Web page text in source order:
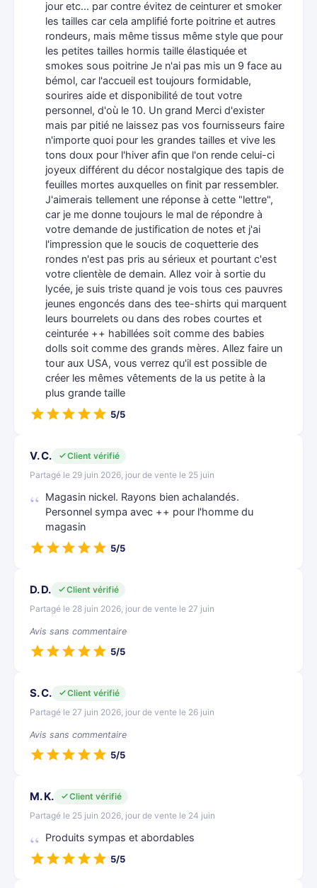
jour etc... par contre évitez de ceinturer et smoker
les tailles car cela amplifié forte poitrine et autres
rondeurs, mais même tissus même style que pour
les petites tailles hormis taille élastiquée et
smokes sous poitrine Je n'ai pas mis un 9 face au
bémol, car l'accueil est toujours formidable,
sourires aide et disponibilité de tout votre
personnel, d'où le 10. Un grand Merci d'exister
mais par pitié ne laissez pas vos fournisseurs faire
n'importe quoi pour les grandes tailles et vive les
tons doux pour l'hiver afin que l'on rende celui-ci
joyeux différent du décor nostalgique des tapis de
feuilles mortes auxquelles on finit par ressembler.
J'aimerais tellement une réponse à cette "lettre",
car je me donne toujours le mal de répondre à
votre demande de justification de notes et j'ai
l'impression que le soucis de coquetterie des
rondes n'est pas pris au sérieux et pourtant c'est
votre clientèle de demain. Allez voir à sortie du
lycée, je suis triste quand je vois tous ces pauvres
jeunes engoncés dans des tee-shirts qui marquent
leurs bourrelets ou dans des robes courtes et
ceinturée ++ habillées soit comme des babies
dolls soit comme des grands mères. Allez faire un
tour aux USA, vous verrez qu'il est possible de
créer les mêmes vêtements de la us petite à la
plus grande taille
5/5
V. C.
Client vérifié
Partagé le 29 juin 2026, jour de vente le 25 juin
Magasin nickel. Rayons bien achalandés.
Personnel sympa avec ++ pour l'homme du
magasin
5/5
D. D.
Client vérifié
Partagé le 28 juin 2026, jour de vente le 27 juin
Avis sans commentaire
5/5
S. C.
Client vérifié
Partagé le 27 juin 2026, jour de vente le 26 juin
Avis sans commentaire
5/5
M. K.
Client vérifié
Partagé le 25 juin 2026, jour de vente le 24 juin
Produits sympas et abordables
5/5